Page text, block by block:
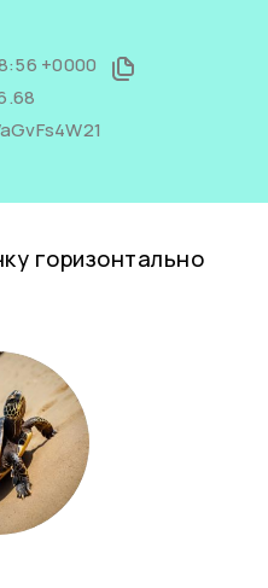
+0000
горизонтально